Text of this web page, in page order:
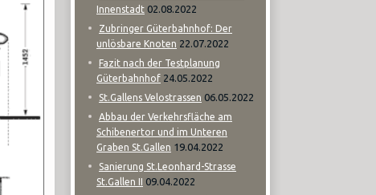
Innenstadt 02.08.2022
Zubringer Güterbahnhof: Der
unlösbare Knoten 22.07.2022
Fazit nach der Testplanung
Güterbahnhof 24.05.2022
St.Gallens Velostrassen 06.05.2022
Abbau der Verkehrsfläche am
Schibenertor und im Unteren
Graben St.Gallen 19.04.2022
Sanierung St.Leonhard-Strasse
St.Gallen II 09.04.2022